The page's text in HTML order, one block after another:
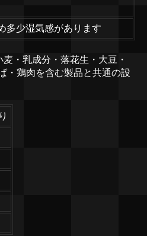
多少湿気感があります
・乳成分・落花生・大豆・
・鶏肉を含む製品と共通の設